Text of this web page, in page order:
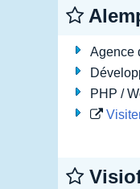
Agence
PHP /